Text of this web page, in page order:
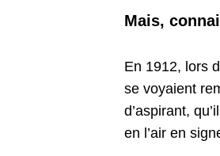
Mais, c
En 1912, lors
se voyaient
d’aspirant,
en l’air en